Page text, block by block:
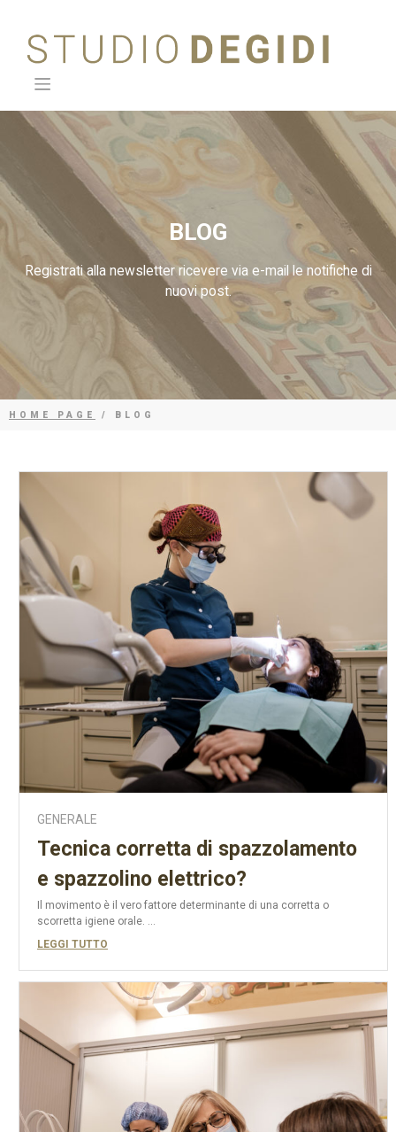
content
BLOG
Registrati alla newsletter ricevere via e-mail le notifiche di
nuovi post.
HOME PAGE / BLOG
GENERALE
Tecnica corretta di spazzolamento
e spazzolino elettrico?
Il movimento è il vero fattore determinante di una corretta o
scorretta igiene orale. ...
LEGGI TUTTO